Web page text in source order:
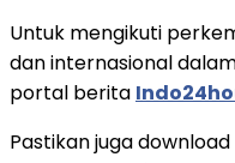
Untuk mengikuti
dan internasional
portal berita
Pastikan juga download